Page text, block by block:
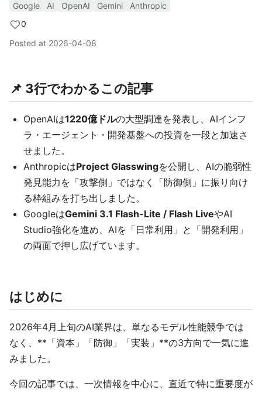
Google AI OpenAI Gemini
Anthropic
0
Posted at 2026-04-08
📌 3行でわかるこの記事
OpenAIは1220億ドルの大型調達を発表し、AIインフ
ラ・エージェント・開発基盤への投資を一段と加速さ
せました。
AnthropicはProject Glasswingを公開し、AIの脆弱性
発見能力を「攻撃側」ではなく「防御側」に振り向け
る枠組みを打ち出しました。
GoogleはGemini 3.1 Flash-Lite / Flash LiveやAI
Studio強化を進め、AIを「日常利用」と「開発利用」
の両面で押し広げています。
はじめに
2026年4月上旬のAI業界は、単なるモデル性能競争では
なく、**「資本」「防御」「実装」**の3方向で一気に進
みました。
今回の記事では、一次情報を中心に、直近で特に重要度が